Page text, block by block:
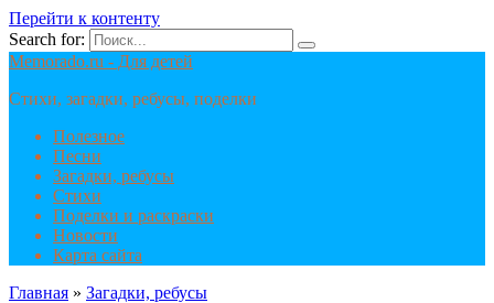
Перейти к контенту
Search for:
Memorado.ru - Для детей
Стихи, загадки, ребусы, поделки
Полезное
Песни
Загадки, ребусы
Стихи
Поделки и раскраски
Новости
Карта сайта
Главная » Загадки, ребусы